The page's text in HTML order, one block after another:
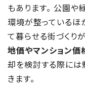
もあります。 公園や
環境が整っているほ
て暮らせる街づくり
地価やマンション価
却を検討する際には
きます。